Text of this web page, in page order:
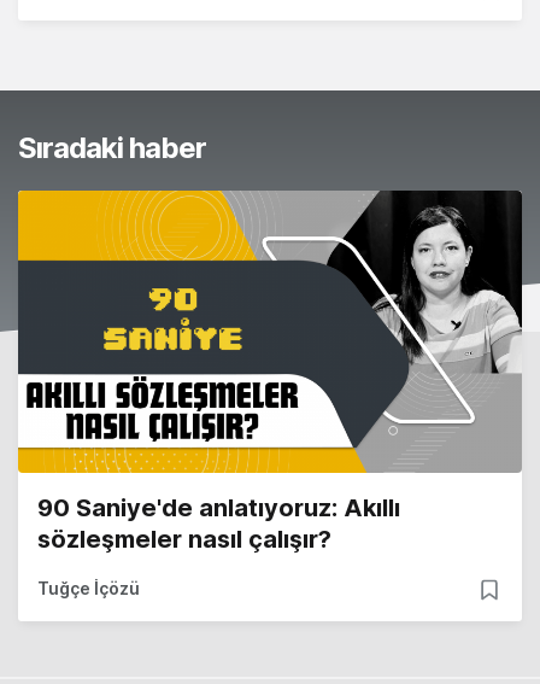
Sıradaki haber
90 Saniye'de anlatıyoruz: Akıllı
sözleşmeler nasıl çalışır?
Tuğçe İçözü